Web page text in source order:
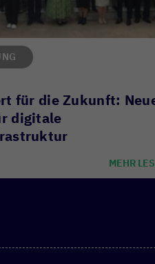
für die Zukunft:
digitale
MEHR